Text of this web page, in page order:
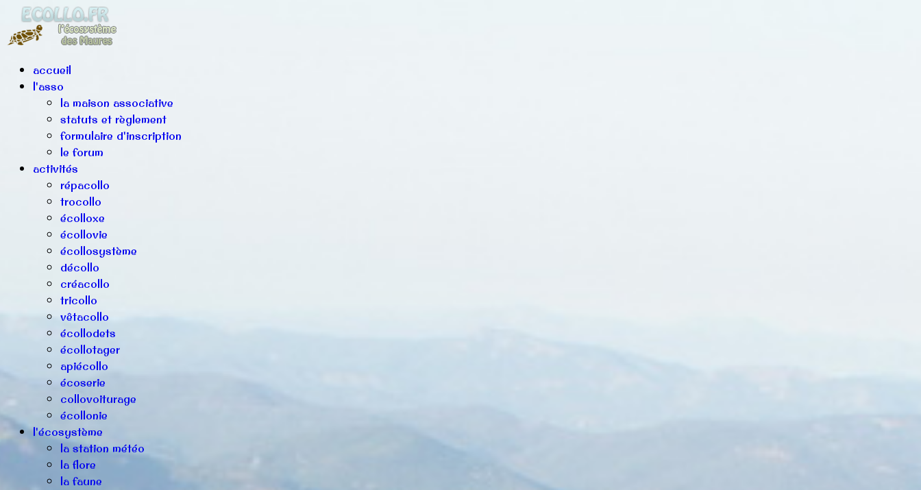
accueil
l'asso
la maison associative
statuts et règlement
formulaire d'inscription
le forum
activités
répacollo
trocollo
écolloxe
écollovie
écollosystème
décollo
créacollo
tricollo
vêtacollo
écollodets
écollotager
apiécollo
écoserie
collovoiturage
écollonie
l'écosystème
la station météo
la flore
la faune